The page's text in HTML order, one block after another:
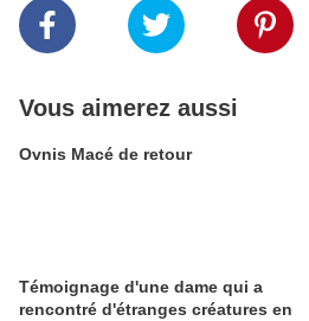
Vous aimerez aussi
Ovnis Macé de retour
Témoignage d'une dame qui a
rencontré d'étranges créatures en